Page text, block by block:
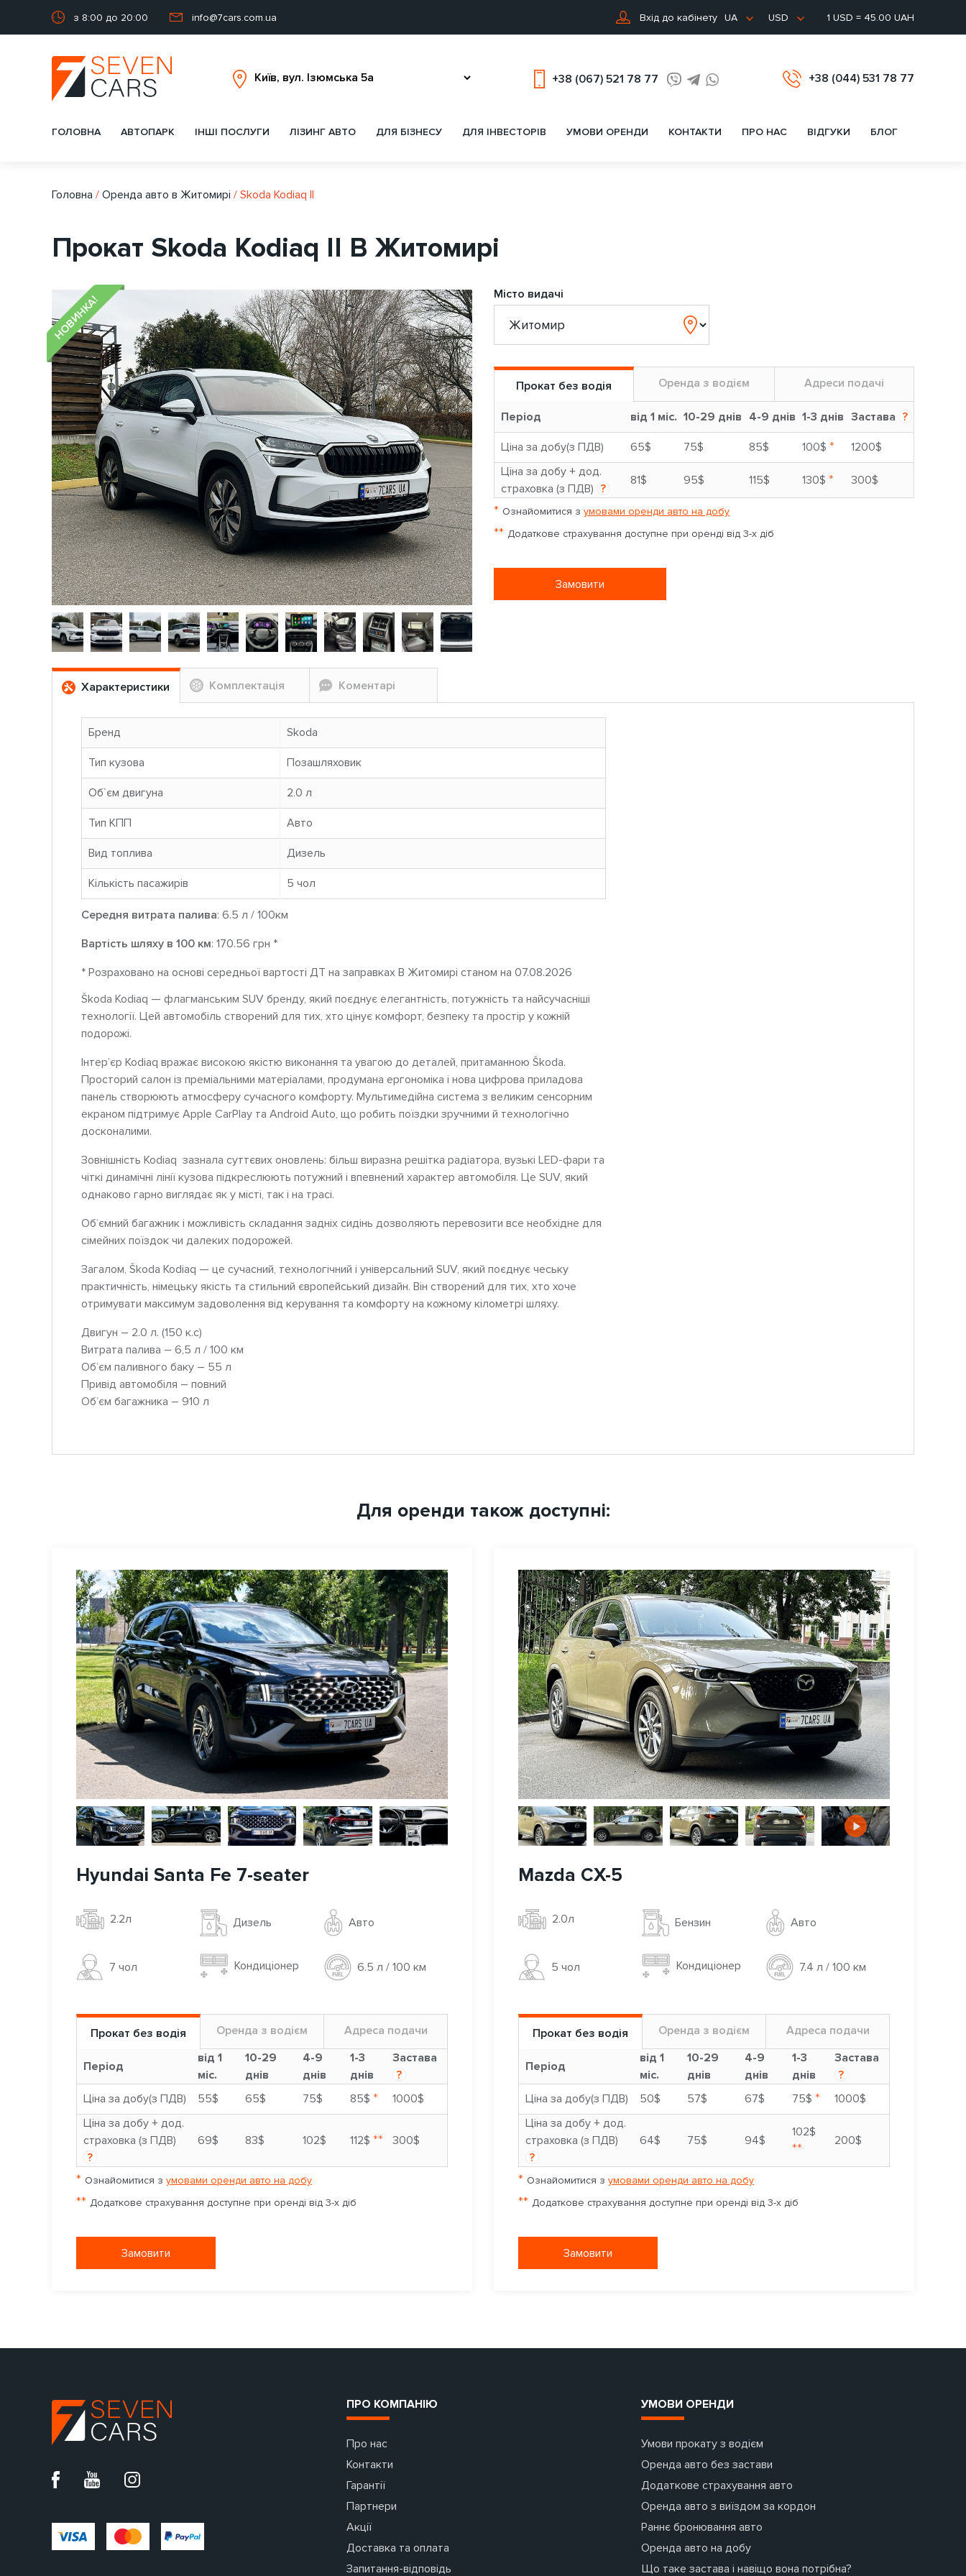
з 8:00 до 20:00 info@7cars.com.ua Вхід до кабінету UA USD 1 USD = 45.00 UAH
+38 (067) 521 78 77 +38 (044) 531 78 77
ГОЛОВНА АВТОПАРК ІНШІ ПОСЛУГИ ЛІЗИНГ АВТО ДЛЯ БІЗНЕСУ ДЛЯ ІНВЕСТОРІВ УМОВИ ОРЕНДИ КОНТАКТИ ПРО НАС ВІДГУКИ БЛОГ
Головна / Оренда авто в Житомирі / Skoda Kodiaq II
Прокат Skoda Kodiaq II В Житомирі
НОВИНКА! Місто видачі
Прокат без водія Оренда з водієм Адреси подачі
Період від 1 міс. 10-29 днів 4-9 днів 1-3 днів Застава ?
Ціна за добу(з ПДВ) 65$ 75$ 85$ 100$ *
1200$
Ціна за добу + дод.
страховка (з ПДВ) ?
81$ 95$ 115$ 130$ * 300$
* Ознайомитися з умовами оренди авто на добу
** Додаткове страхування доступне при оренді від 3-х діб
Замовити
Характеристики Комплектація Коментарі
Бренд Skoda
Тип кузова Позашляховик
Об`єм двигуна 2.0 л
Тип КПП Авто
Вид топлива Дизель
Кількість пасажирів 5 чoл
Середня витрата палива: 6.5 л / 100км
Вартість шляху в 100 км: 170.56 грн *
* Розраховано на основі середньої вартості ДТ на заправках В Житомирі станом на 07.08.2026
Škoda Kodiaq — флагманським SUV бренду, який поєднує елегантність, потужність та найсучасніші
технології. Цей автомобіль створений для тих, хто цінує комфорт, безпеку та простір у кожній
подорожі.
Інтер’єр Kodiaq вражає високою якістю виконання та увагою до деталей, притаманною Škoda.
Просторий салон із преміальними матеріалами, продумана ергономіка і нова цифрова приладова
панель створюють атмосферу сучасного комфорту. Мультимедійна система з великим сенсорним
екраном підтримує Apple CarPlay та Android Auto, що робить поїздки зручними й технологічно
досконалими.
Зовнішність Kodiaq зазнала суттєвих оновлень: більш виразна решітка радіатора, вузькі LED-фари та
чіткі динамічні лінії кузова підкреслюють потужний і впевнений характер автомобіля. Це SUV, який
однаково гарно виглядає як у місті, так і на трасі.
Об’ємний багажник і можливість складання задніх сидінь дозволяють перевозити все необхідне для
сімейних поїздок чи далеких подорожей.
Загалом, Škoda Kodiaq — це сучасний, технологічний і універсальний SUV, який поєднує чеську
практичність, німецьку якість та стильний європейський дизайн. Він створений для тих, хто хоче
отримувати максимум задоволення від керування та комфорту на кожному кілометрі шляху.
Двигун – 2.0 л. (150 к.с)
Витрата палива – 6,5 л / 100 км
Об’єм паливного баку – 55 л
Привід автомобіля – повний
Об’єм багажника – 910 л
Для оренди також доступні:
Hyundai Santa Fe 7-seater
2.2л Дизель Авто
7 чoл Кондиціонер 6.5 л / 100 км
Прокат без водія Оренда з водієм Адреса подачи
Період
від 1
міс.
10-29
днів
4-9
днів
1-3
днів
Застава
?
Ціна за добу(з ПДВ)
55$ 65$ 75$ 85$ *
1000$
Ціна за добу + дод.
страховка (з ПДВ)
?
69$ 83$ 102$ 112$ ** 300$
* Ознайомитися з умовами оренди авто на добу
** Додаткове страхування доступне при оренді від 3-х діб
Замовити
Mazda CX-5
2.0л Бензин Авто
5 чoл Кондиціонер 7.4 л / 100 км
Прокат без водія Оренда з водієм Адреса подачи
Період
від 1
міс.
10-29
днів
4-9
днів
1-3
днів
Застава
?
Ціна за добу(з ПДВ)
50$ 57$ 67$ 75$ *
1000$
Ціна за добу + дод.
страховка (з ПДВ)
?
64$ 75$ 94$
102$
** 200$
* Ознайомитися з умовами оренди авто на добу
** Додаткове страхування доступне при оренді від 3-х діб
Замовити
ПРО КОМПАНІЮ
Про нас
Контакти
Гарантії
Партнери
Акції
Доставка та оплата
Запитання-відповідь
УМОВИ ОРЕНДИ
Умови прокату з водієм
Оренда авто без застави
Додаткове страхування авто
Оренда авто з виїздом за кордон
Раннє бронювання авто
Оренда авто на добу
Що таке застава і навіщо вона потрібна?